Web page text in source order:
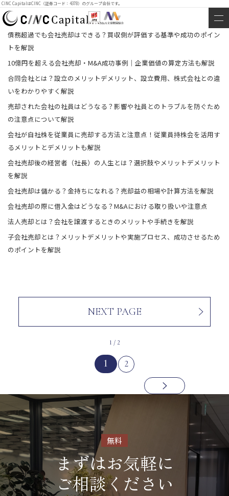
CINC CapitalはCINC（証券コード：4378）のグループ会社です。
債務超過でも会社売却はできる？買収側が評価する基準や成功のポイン
トを解説
10億円を超える会社売却・M&A成功事例｜企業価値の算定方法も解説
合同会社とは？設立のメリットデメリット、設立費用、株式会社との違
いをわかりやすく解説
売却された会社の社員はどうなる？影響や社員とのトラブルを防ぐため
の注意点について解説
会社が自社株を従業員に売却する方法と注意点！従業員持株会を活用す
るメリットとデメリットも解説
会社売却後の経営者（社長）の人生とは？選択肢やメリットデメリット
を解説
会社売却は儲かる？金持ちになれる？売却益の相場や計算方法を解説
会社売却の際に借入金はどうなる？M&Aにおける取り扱いや注意点
法人売却とは？会社を譲渡するときのメリットや手続きを解説
子会社売却とは？メリットデメリットや実施プロセス、成功させるため
のポイントを解説
NEXT PAGE
1 / 2
1 2
無料
まずはお気軽に
ご相談ください